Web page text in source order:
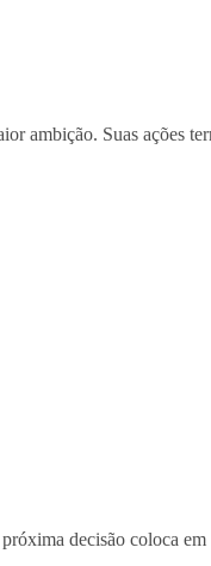
ambição. Suas ações
decisão coloca